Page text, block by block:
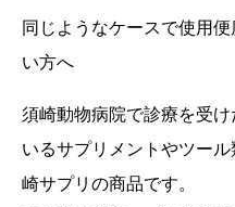
同じようなケースで使用
い方へ
須崎動物病院で診療を受
いるサプリメントやツー
崎サプリの商品です。